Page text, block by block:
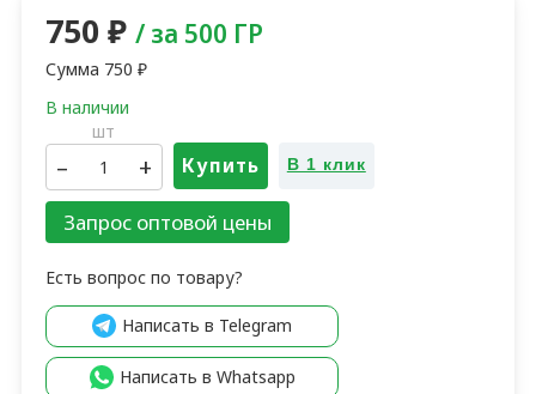
750 ₽ / за 500 ГР
Сумма 750 ₽
шт
– + Купить В 1 клик
Запрос оптовой цены
Есть вопрос по товару?
Написать в Telegram
Написать в Whatsapp